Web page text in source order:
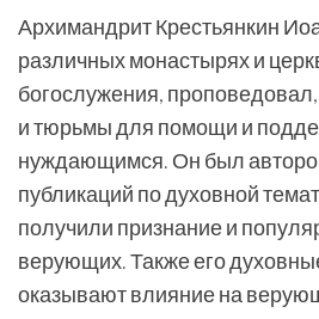
Архимандрит Крестьянкин
различных монастырях и
богослужения,
и тюрьмы для помощи и
нуждающимся. Он был
публикаций по духовной
получили признание и
верующих. Также его
оказывают влияние на